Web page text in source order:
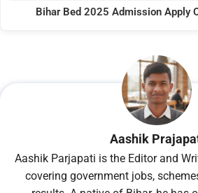
Bihar Bed 2025 Admission Apply
Aashik
Aashik Parjapati is the Editor and
covering government jobs,